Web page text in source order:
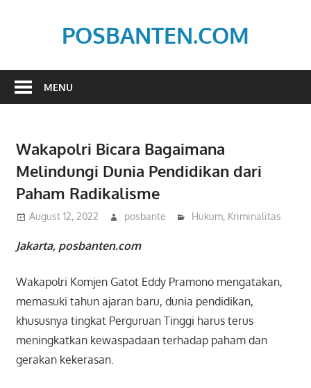
POSBANTEN.COM
Dan
MENU
Wakapolri Bicara Bagaimana
Melindungi Dunia Pendidikan dari
Paham Radikalisme
August 12, 2022 posbante Hukum, Kriminalitas
Jakarta, posbanten.com
Wakapolri Komjen Gatot Eddy Pramono mengatakan,
memasuki tahun ajaran baru, dunia pendidikan,
khususnya tingkat Perguruan Tinggi harus terus
meningkatkan kewaspadaan terhadap paham dan
gerakan kekerasan.